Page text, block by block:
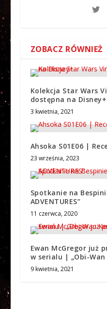
ZOBACZ RÓWNIEŻ
Kolekcja Star Wars
dostępna na Disney+
3 kwietnia, 2021
Ahsoka S01E06 |
23 września, 2023
Spotkanie na
ADVENTURES”
11 czerwca, 2020
Ewan McGregor już
w serialu | „Obi-Wan
9 kwietnia, 2021